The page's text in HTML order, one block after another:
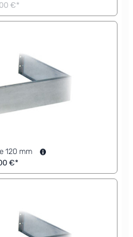
€*
120 mm
€*